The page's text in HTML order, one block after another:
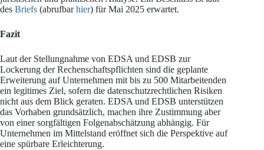
des Briefs (abrufbarhier) für Mai 2025 erwartet.
Fazit
Laut der Stellungnahme von EDSA und EDSB zur
Lockerung der Rechenschaftspflichten sind die geplante
Erweiterung auf Unternehmen mit bis zu 500 Mitarbeitenden
ein legitimes Ziel, sofern die datenschutzrechtlichen Risiken
nicht aus dem Blick geraten. EDSA und EDSB unterstützen
das Vorhaben grundsätzlich, machen ihre Zustimmung aber
von einer sorgfältigen Folgenabschätzung abhängig. Für
Unternehmen im Mittelstand eröffnet sich die Perspektive auf
eine spürbare Erleichterung.